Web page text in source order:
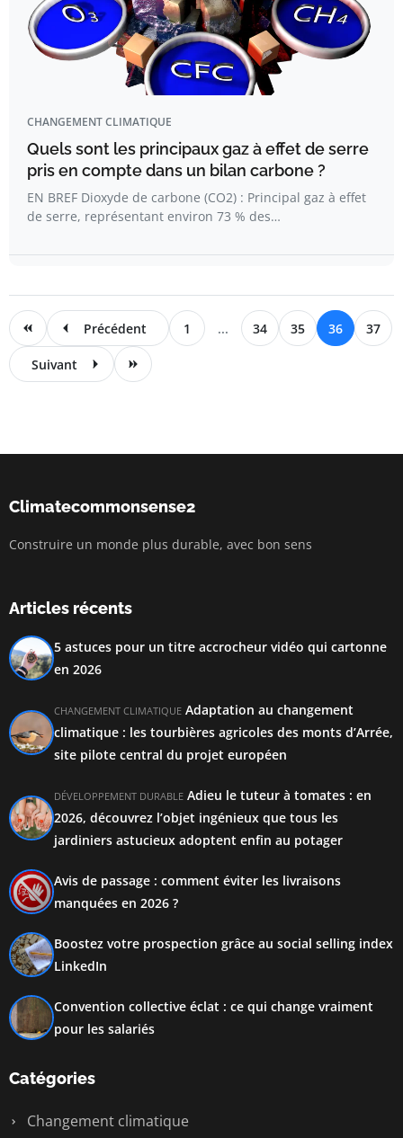
CHANGEMENT CLIMATIQUE
Quels sont les principaux gaz à effet de serre
pris en compte dans un bilan carbone ?
EN BREF Dioxyde de carbone (CO2) : Principal gaz à effet
de serre, représentant environ 73 % des…
Précédent 1 ... 34 35 36 37
Suivant
Climatecommonsense2
Construire un monde plus durable, avec bon sens
Articles récents
5 astuces pour un titre accrocheur vidéo qui cartonne
en 2026
CHANGEMENT CLIMATIQUE Adaptation au changement
climatique : les tourbières agricoles des monts d’Arrée,
site pilote central du projet européen
DÉVELOPPEMENT DURABLE Adieu le tuteur à tomates : en
2026, découvrez l’objet ingénieux que tous les
jardiniers astucieux adoptent enfin au potager
Avis de passage : comment éviter les livraisons
manquées en 2026 ?
Boostez votre prospection grâce au social selling index
LinkedIn
Convention collective éclat : ce qui change vraiment
pour les salariés
Catégories
Changement climatique